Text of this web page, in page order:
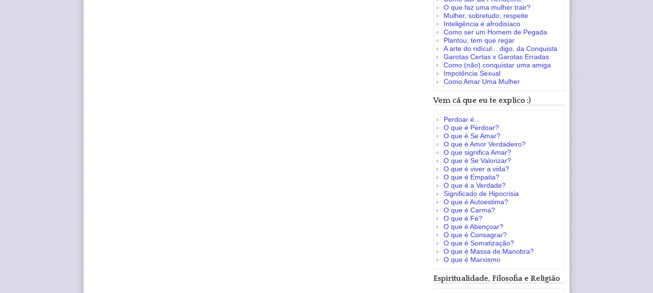
O que faz uma mulher trair?
Mulher, sobretudo, respeite
Inteligência é afrodisíaco
Como ser um Homem de Pegada
Plantou, tem que regar
A arte do ridícul... digo, da Conquista
Garotas Certas x Garotas Erradas
Como (não) conquistar uma amiga
Impotência Sexual
Como Amar Uma Mulher
Vem cá que eu te explico :)
Perdoar é...
O que é Perdoar?
O que é Se Amar?
O que é Amor Verdadeiro?
O que significa Amar?
O que é Se Valorizar?
O que é viver a vida?
O que é Empatia?
O que é a Verdade?
Significado de Hipocrisia
O que é Autoestima?
O que é Carma?
O que é Fé?
O que é Abençoar?
O que é Consagrar?
O que é Somatização?
O que é Massa de Manobra?
O que é Marxismo
Espiritualidade, Filosofia e Religião